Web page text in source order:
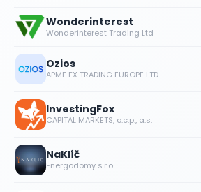
Wonderinterest
Wonderinterest Trading Ltd
Ozios
APME FX TRADING EUROPE LTD
InvestingFox
CAPITAL MARKETS, o.c.p., a.s.
NaKlíč
Energodomy s.r.o.
Anglická aukce
Anuita
Arbitráž
Asijská opce
At best order; at
market order
Auditorská společnost
Aukce